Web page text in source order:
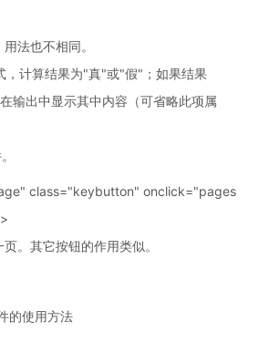
法也不相同。
计算结果为"真"或"假"；如果结果
输出中显示其中内容（可省略此项属
class="keybutton" onclick="pages
。其它按钮的作用类似。
的使用方法